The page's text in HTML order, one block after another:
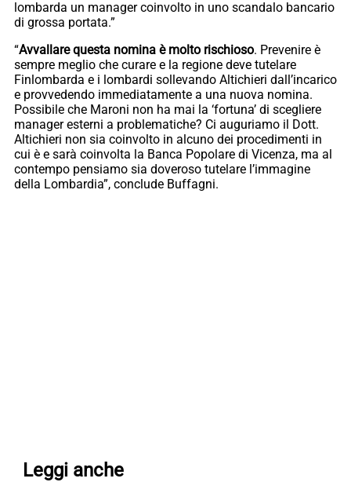
lombarda un manager coinvolto in uno scandalo bancario
di grossa portata.”
“Avvallare questa nomina è molto rischioso. Prevenire è
sempre meglio che curare e la regione deve tutelare
Finlombarda e i lombardi sollevando Altichieri dall’incarico
e provvedendo immediatamente a una nuova nomina.
Possibile che Maroni non ha mai la ‘fortuna’ di scegliere
manager esterni a problematiche? Ci auguriamo il Dott.
Altichieri non sia coinvolto in alcuno dei procedimenti in
cui è e sarà coinvolta la Banca Popolare di Vicenza, ma al
contempo pensiamo sia doveroso tutelare l’immagine
della Lombardia”, conclude Buffagni.
Leggi anche